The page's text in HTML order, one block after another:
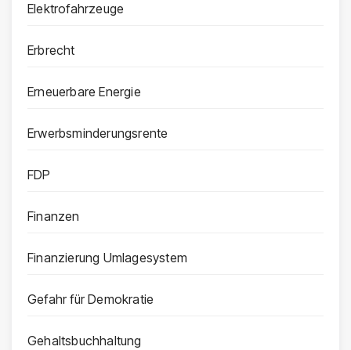
Elektrofahrzeuge
Erbrecht
Erneuerbare Energie
Erwerbsminderungsrente
FDP
Finanzen
Finanzierung Umlagesystem
Gefahr für Demokratie
Gehaltsbuchhaltung